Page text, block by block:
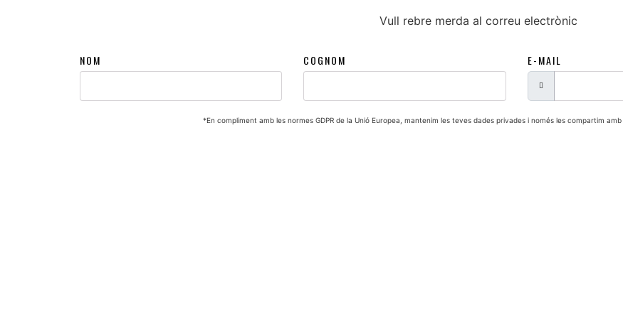
Vull rebre merda al correu electrònic
NOM COGNOM E-MAIL
*En compliment amb les normes GDPR de la Unió Europea, mantenim les teves dades privades i només les compartim